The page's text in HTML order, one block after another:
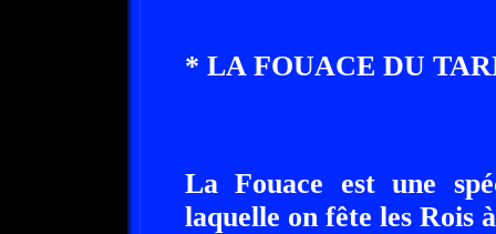
* LA FOUACE DU
La Fouace est une
laquelle on fête les Rois